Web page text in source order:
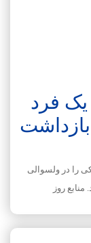
یک فرد
را در ولسوالی
روز